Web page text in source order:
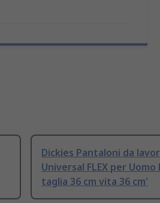
Dickies Pantaloni da
Universal FLEX per Uomo
taglia 36 cm vita 36 cm'